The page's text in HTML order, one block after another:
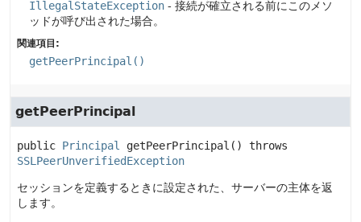
IllegalStateException - 接続が確立される前にこのメソ
ッドが呼び出された場合。
関連項目:
getPeerPrincipal()
getPeerPrincipal
public Principal getPeerPrincipal () throws
SSLPeerUnverifiedException
セッションを定義するときに設定された、サーバーの主体を返
します。